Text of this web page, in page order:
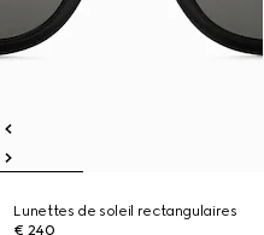
Lunettes de soleil rectangulaires
€ 240